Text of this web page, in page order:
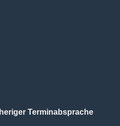
Terminabsprache